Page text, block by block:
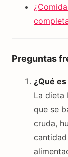
completa
Preguntas
¿Qué
La dieta
que se
cruda,